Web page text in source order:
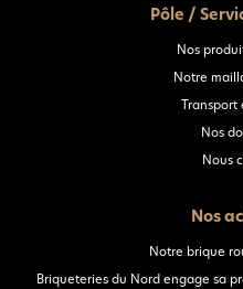
Pôle /
Nos
Notre
Transport
Nos
Nous
Nos
Notre brique
Briqueteries du Nord engage sa